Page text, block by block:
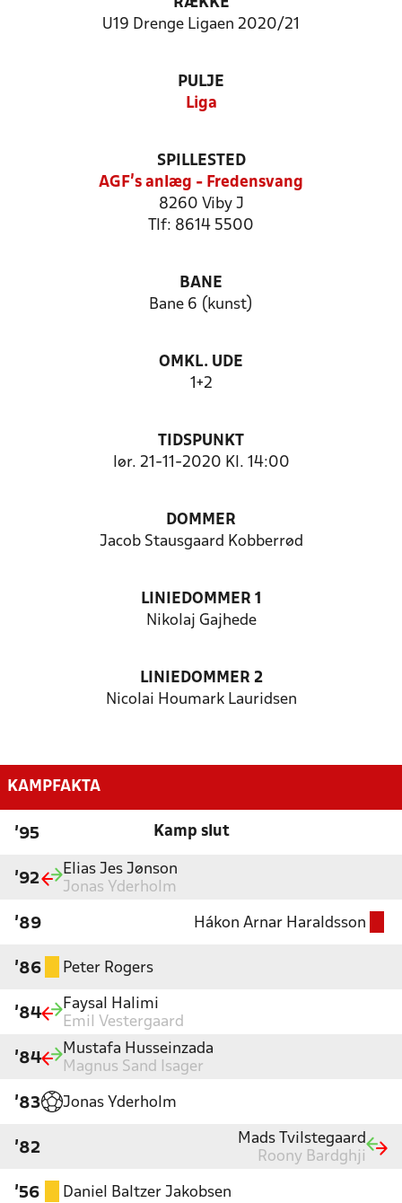
RÆKKE
U19 Drenge Ligaen 2020/21
PULJE
Liga
SPILLESTED
AGF's anlæg - Fredensvang
8260 Viby J
Tlf: 8614 5500
BANE
Bane 6 (kunst)
OMKL. UDE
1+2
TIDSPUNKT
lør. 21-11-2020 Kl. 14:00
DOMMER
Jacob Stausgaard Kobberrød
LINIEDOMMER 1
Nikolaj Gajhede
LINIEDOMMER 2
Nicolai Houmark Lauridsen
KAMPFAKTA
'95 Kamp slut
'92
Elias Jes Jønson
Jonas Yderholm
'89 Hákon Arnar Haraldsson
'86 Peter Rogers
'84
Faysal Halimi
Emil Vestergaard
'84
Mustafa Husseinzada
Magnus Sand Isager
'83 Jonas Yderholm
'82
Mads Tvilstegaard
Roony Bardghji
'56 Daniel Baltzer Jakobsen